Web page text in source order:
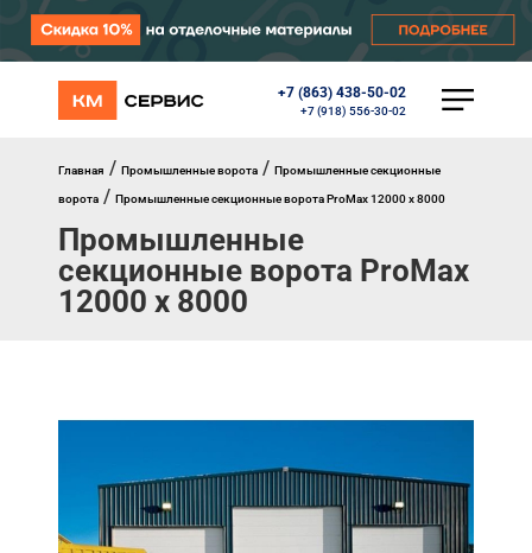
+7 (863) 438-50-02
+7 (918) 556-30-02
КАТАЛОГ
Автоматика
Перегрузочное оборудование
Уличные калитки
Шлагбаумы
Противопожарные ворота
Противопожарные шторы
Окна, порталы, двери
Главная
Главная / Промышленные ворота / Промышленные секционные
ворота / Промышленные секционные ворота ProMax 12000 х 8000
Промышленные
секционные ворота ProMax
12000 х 8000